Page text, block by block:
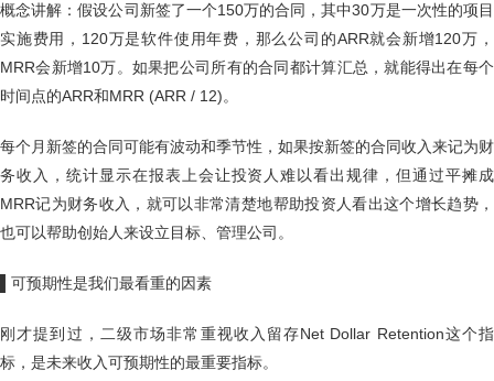
概念讲解：假设公司新签了一个150万的合同，其中30万是一次性的项目
实施费用，120万是软件使用年费，那么公司的ARR就会新增120万，
MRR会新增10万。如果把公司所有的合同都计算汇总，就能得出在每个
时间点的ARR和MRR (ARR / 12)。
每个月新签的合同可能有波动和季节性，如果按新签的合同收入来记为财
务收入，统计显示在报表上会让投资人难以看出规律，但通过平摊成
MRR记为财务收入，就可以非常清楚地帮助投资人看出这个增长趋势，
也可以帮助创始人来设立目标、管理公司。
可预期性是我们最看重的因素
刚才提到过，二级市场非常重视收入留存Net Dollar Retention这个指
标，是未来收入可预期性的最重要指标。